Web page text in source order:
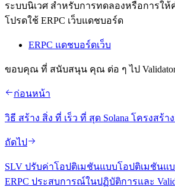
ระบบนิเวศ สําหรับการทดลองหรือการใ
โปรดใช้ ERPC เว็บแดชบอร์ด
ERPC แดชบอร์ดเว็บ
ขอบคุณ ที่ สนับสนุน คุณ ต่อ ๆ ไป
ก่อนหน้า
วิธี สร้าง สิ่ง ที่ เร็ว ที่ สุด Solana โครงสร้า
ถัดไป
SLV ปรับค่าโอปติเมชันแบบโอปติเมชันแบ
ERPC ประสบการณ์ในปฏิบัติการและ